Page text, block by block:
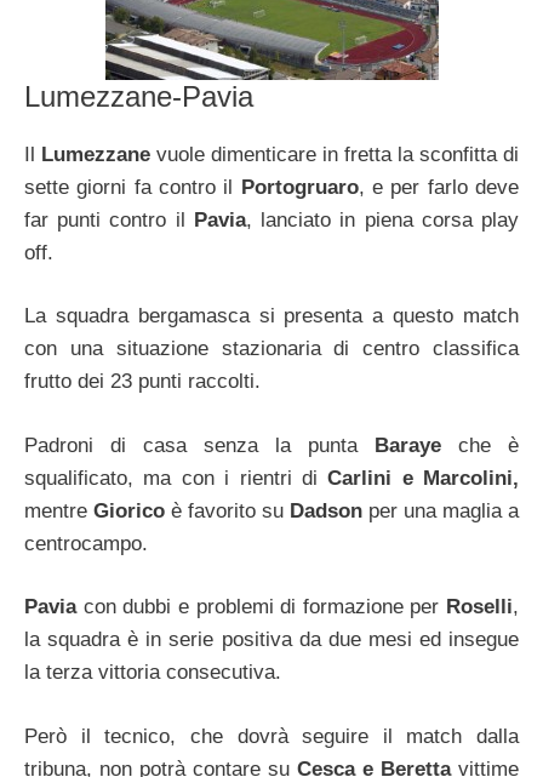
Lumezzane-Pavia
Il Lumezzane vuole dimenticare in fretta la sconfitta di
sette giorni fa contro il Portogruaro, e per farlo deve
far punti contro il Pavia, lanciato in piena corsa play
off.
La squadra bergamasca si presenta a questo match
con una situazione stazionaria di centro classifica
frutto dei 23 punti raccolti.
Padroni di casa senza la punta Baraye che è
squalificato, ma con i rientri di Carlini e Marcolini,
mentre Giorico è favorito su Dadson per una maglia a
centrocampo.
Paviacon dubbi e problemi di formazione per Roselli,
la squadra è in serie positiva da due mesi ed insegue
la terza vittoria consecutiva.
Però il tecnico, che dovrà seguire il match dalla
tribuna, non potrà contare su Cesca e Berettavittime